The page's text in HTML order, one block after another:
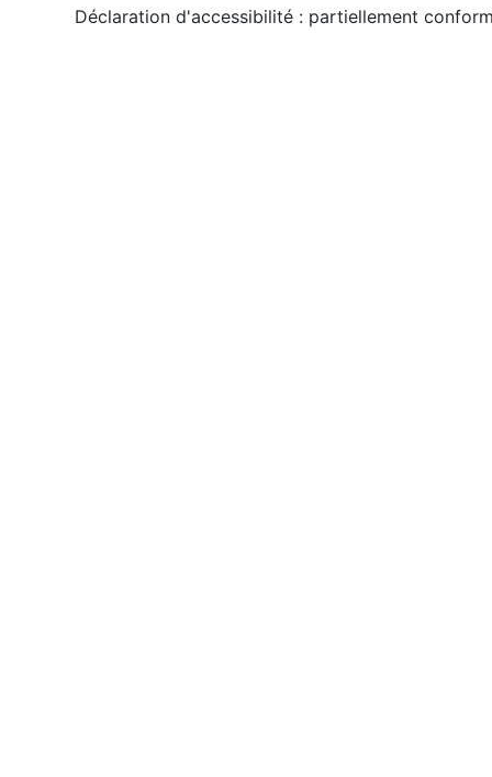
Déclaration d'accessibilité : partiellement